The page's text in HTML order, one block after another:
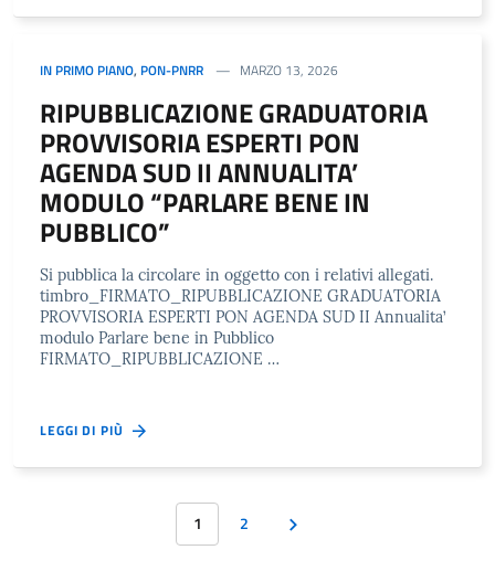
IN PRIMO PIANO, PON-PNRR MARZO 13, 2026
RIPUBBLICAZIONE GRADUATORIA
PROVVISORIA ESPERTI PON
AGENDA SUD II ANNUALITA’
MODULO “PARLARE BENE IN
PUBBLICO”
Si pubblica la circolare in oggetto con i relativi allegati.
timbro_FIRMATO_RIPUBBLICAZIONE GRADUATORIA
PROVVISORIA ESPERTI PON AGENDA SUD II Annualita’
modulo Parlare bene in Pubblico
FIRMATO_RIPUBBLICAZIONE …
LEGGI DI PIÙ
1 2